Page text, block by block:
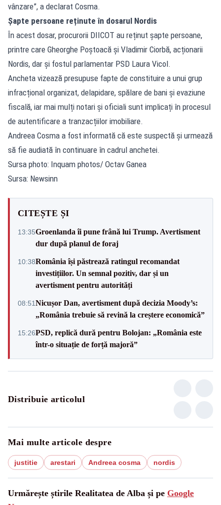
vânzare”, a declarat Cosma.
Șapte persoane reținute în dosarul Nordis
În acest dosar, procurorii DIICOT au reținut șapte persoane,
printre care Gheorghe Poștoacă și Vladimir Ciorbă, acționarii
Nordis, dar și fostul parlamentar PSD Laura Vicol.
Ancheta vizează presupuse fapte de constituire a unui grup
infracțional organizat, delapidare, spălare de bani și evaziune
fiscală, iar mai mulți notari și oficiali sunt implicați în procesul
de autentificare a tranzacțiilor imobiliare.
Andreea Cosma a fost informată că este suspectă și urmează
să fie audiată în continuare în cadrul anchetei.
Sursa photo: Inquam photos/ Octav Ganea
Sursa: Newsinn
CITEȘTE ȘI
13:35Groenlanda îi pune frână lui Trump. Avertisment
dur după planul de foraj
10:38România își păstrează ratingul recomandat
investițiilor. Un semnal pozitiv, dar și un
avertisment pentru autorități
08:51Nicușor Dan, avertisment după decizia Moody’s:
„România trebuie să revină la creștere economică”
15:26PSD, replică dură pentru Bolojan: „România este
într-o situație de forță majoră”
Distribuie articolul
Mai multe articole despre
justitie arestari Andreea cosma nordis
Urmărește știrile Realitatea de Alba și pe Google